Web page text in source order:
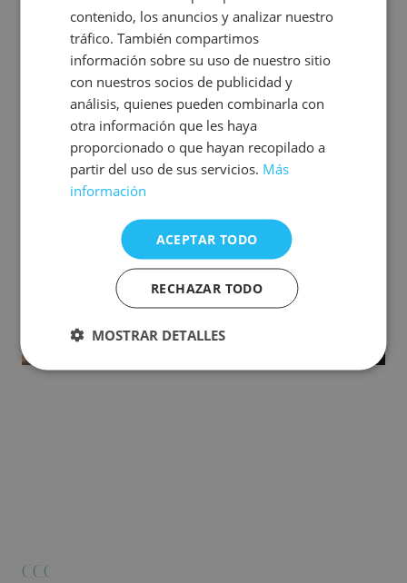
CCC
contenido, los anuncios y analizar nuestro
tráfico. También compartimos
información sobre su uso de nuestro sitio
con nuestros socios de publicidad y
análisis, quienes pueden combinarla con
otra información que les haya
proporcionado o que hayan recopilado a
partir del uso de sus servicios. Más
información
ACEPTAR TODO
RECHAZAR TODO
MOSTRAR DETALLES